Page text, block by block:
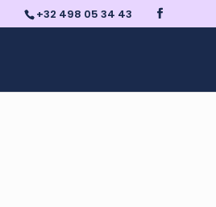
+32 498 05 34 43